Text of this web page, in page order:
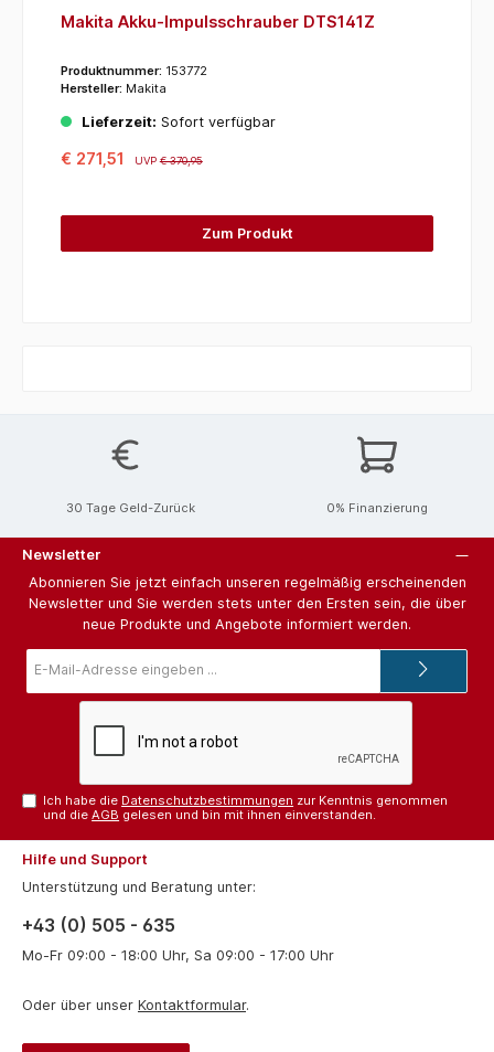
Makita Akku-Impulsschrauber DTS141Z
Produktnummer: 153772
Hersteller: Makita
Lieferzeit: Sofort verfügbar
€ 271,51 UVP€ 370,95
Zum Produkt
30 Tage Geld-Zurück 0% Finanzierung
Newsletter
Abonnieren Sie jetzt einfach unseren regelmäßig erscheinenden
Newsletter und Sie werden stets unter den Ersten sein, die über
neue Produkte und Angebote informiert werden.
Mail-
Ich habe die Datenschutzbestimmungen zur Kenntnis genommen
und dieAGB gelesen und bin mit ihnen einverstanden.
Hilfe und Support
Unterstützung und Beratung unter:
+43 (0) 505 - 635
Mo-Fr 09:00 - 18:00 Uhr, Sa 09:00 - 17:00 Uhr
Oder über unser Kontaktformular.